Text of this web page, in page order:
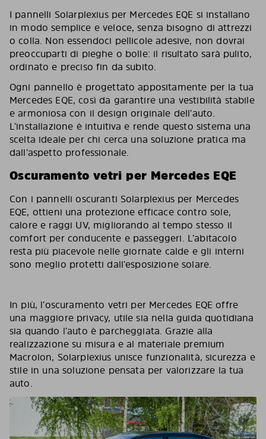
I pannelli Solarplexius per Mercedes EQE si installano
in modo semplice e veloce, senza bisogno di attrezzi
o colla. Non essendoci pellicole adesive, non dovrai
preoccuparti di pieghe o bolle: il risultato sarà pulito,
ordinato e preciso fin da subito.
Ogni pannello è progettato appositamente per la tua
Mercedes EQE, così da garantire una vestibilità stabile
e armoniosa con il design originale dell’auto.
L’installazione è intuitiva e rende questo sistema una
scelta ideale per chi cerca una soluzione pratica ma
dall’aspetto professionale.
Oscuramento vetri per Mercedes EQE
Con i pannelli oscuranti Solarplexius per Mercedes
EQE, ottieni una protezione efficace contro sole,
calore e raggi UV, migliorando al tempo stesso il
comfort per conducente e passeggeri. L’abitacolo
resta più piacevole nelle giornate calde e gli interni
sono meglio protetti dall’esposizione solare.
In più, l’oscuramento vetri per Mercedes EQE offre
una maggiore privacy, utile sia nella guida quotidiana
sia quando l’auto è parcheggiata. Grazie alla
realizzazione su misura e al materiale premium
Macrolon, Solarplexius unisce funzionalità, sicurezza e
stile in una soluzione pensata per valorizzare la tua
auto.